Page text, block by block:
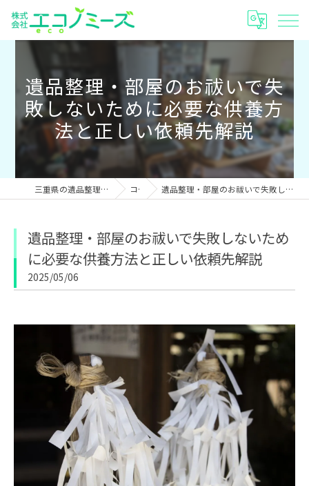
遺品整理・部屋のお祓いで失
敗しないために必要な供養方
法と正しい依頼先解説
三重県の遺品整理なら株式会社エコノミーズ コラム 遺品整理・部屋のお祓いで失敗しないために必要な供養方法と正しい依頼先解説
遺品整理・部屋のお祓いで失敗しないため
に必要な供養方法と正しい依頼先解説
2025/05/06